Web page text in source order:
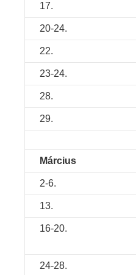
17.
20-24.
22.
23-24.
28.
29.
Március
2-6.
13.
16-20.
24-28.